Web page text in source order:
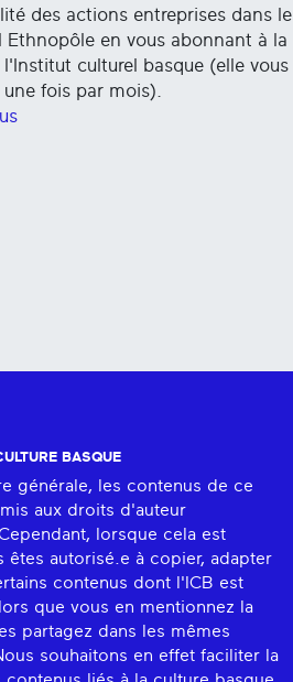
des actions entreprises dans le
Ethnopôle en vous abonnant à la
culturel basque (elle vous
une fois par mois).
BASQUE
générale, les contenus de ce
aux droits d'auteur
lorsque cela est
êtes autorisé.e à copier, adapter
contenus dont l'ICB est
que vous en mentionnez la
partagez dans les mêmes
souhaitons en effet faciliter la